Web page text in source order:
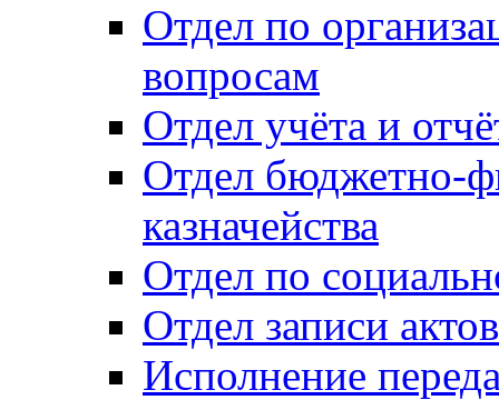
Отдел по
вопросам
Отдел учёта и
Отдел бюджетно-
казначейства
Отдел по
Отдел записи
Исполнение